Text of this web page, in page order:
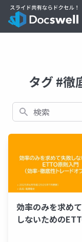
タグ #徹
検索
効率のみを求め
しないための